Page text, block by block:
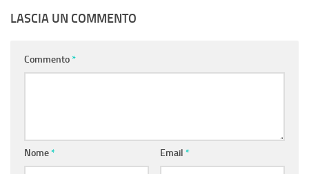
LASCIA UN COMMENTO
Commento*
Nome* Email *